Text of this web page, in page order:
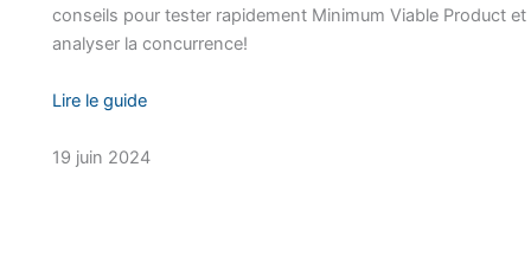
conseils pour tester rapidement Minimum Viable Product et
analyser la concurrence!
Lire le guide
19 juin 2024